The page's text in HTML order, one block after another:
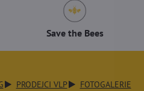
Save the Bees
PRODEJCI VLP
FOTOGALERIE